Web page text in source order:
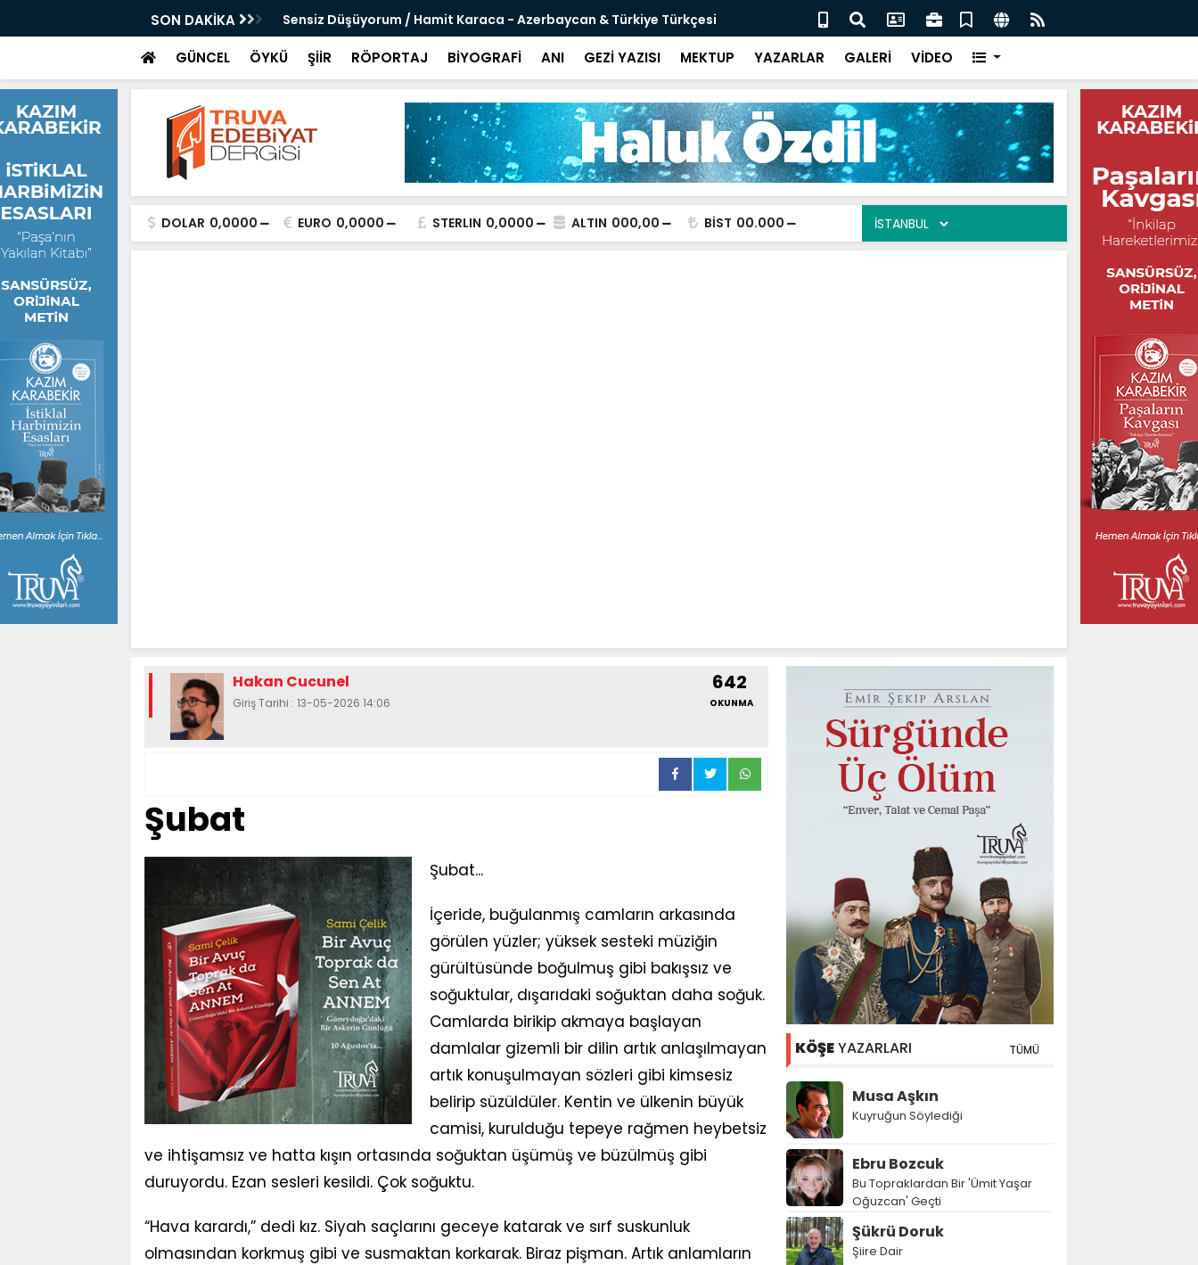
SON DAKİKA Sensiz Düşüyorum / Hamit Karaca - Azerbaycan & Türkiye Türkçesi Sanal Şövalyeler / Ali Tuluk
GÜNCEL ÖYKÜ ŞİİR RÖPORTAJ BİYOGRAFİ ANI GEZİ YAZISI MEKTUP YAZARLAR GALERİ VİDEO
DOLAR 0,0000 EURO 0,0000 STERLIN 0,0000 ALTIN 000,00 BİST 00.000
Hakan Cucunel
Giriş Tarihi : 13-05-2026 14:06
642
OKUNMA
Şubat
Şubat...
İçeride, buğulanmış camların arkasında
görülen yüzler; yüksek sesteki müziğin
gürültüsünde boğulmuş gibi bakışsız ve
soğuktular, dışarıdaki soğuktan daha soğuk.
Camlarda birikip akmaya başlayan
damlalar gizemli bir dilin artık anlaşılmayan
artık konuşulmayan sözleri gibi kimsesiz
belirip süzüldüler. Kentin ve ülkenin büyük
camisi, kurulduğu tepeye rağmen heybetsiz
ve ihtişamsız ve hatta kışın ortasında soğuktan üşümüş ve büzülmüş gibi
duruyordu. Ezan sesleri kesildi. Çok soğuktu.
“Hava karardı,” dedi kız. Siyah saçlarını geceye katarak ve sırf suskunluk
olmasından korkmuş gibi ve susmaktan korkarak. Biraz pişman. Artık anlamların
KÖŞEYAZARLARI TÜMÜ
Musa Aşkın
Kuyruğun Söylediği
Ebru Bozcuk
Bu Topraklardan Bir 'Ümit Yaşar
Oğuzcan' Geçti
Şükrü Doruk
Şiire Dair